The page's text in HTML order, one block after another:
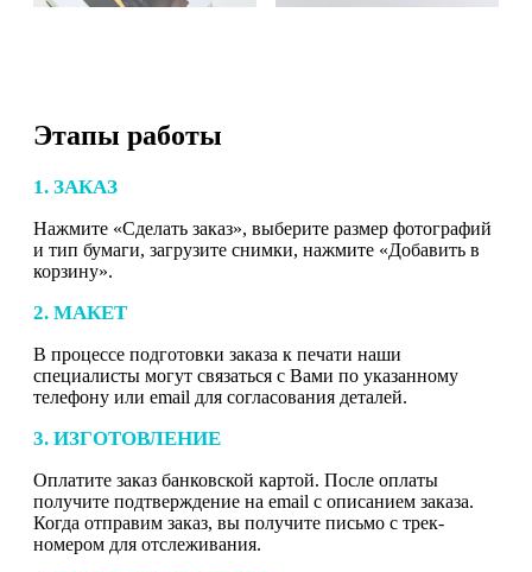
Этапы работы
1. ЗАКАЗ
Нажмите «Сделать заказ», выберите размер фотографий
и тип бумаги, загрузите снимки, нажмите «Добавить в
корзину».
2. МАКЕТ
В процессе подготовки заказа к печати наши
специалисты могут связаться с Вами по указанному
телефону или email для согласования деталей.
3. ИЗГОТОВЛЕНИЕ
Оплатите заказ банковской картой. После оплаты
получите подтверждение на email с описанием заказа.
Когда отправим заказ, вы получите письмо с трек-
номером для отслеживания.